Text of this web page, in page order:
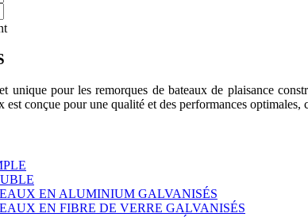
unique pour les remorques de bateaux de plaisance
est conçue pour une qualité et des performances
EN ALUMINIUM GALVANISÉS
EN FIBRE DE VERRE GALVANISÉS